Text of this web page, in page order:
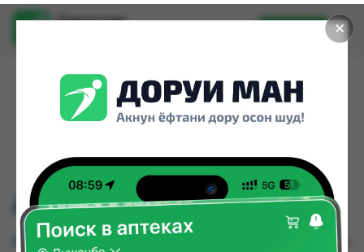
✕
Доруи ман
Установить
АНТИ-ПОЛИЦАЙ №6
АНТИ-ПОЛИЦАЙ №6 можно купить или заказать